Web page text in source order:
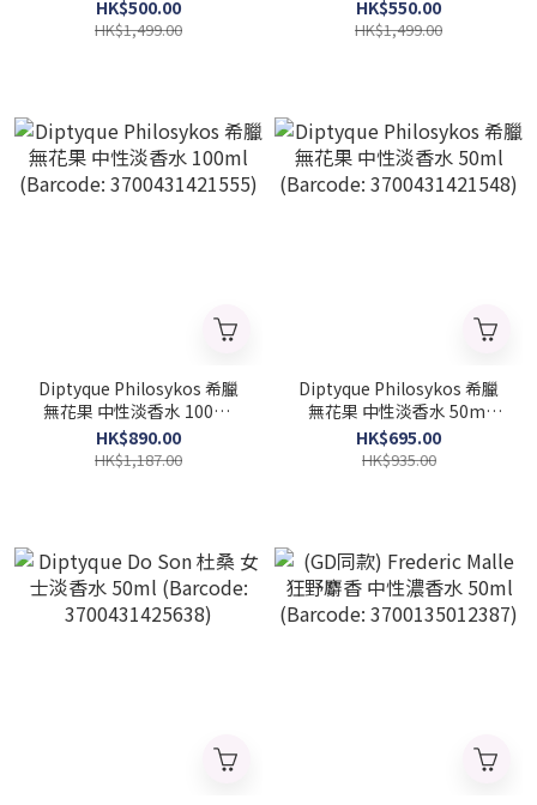
3760168592003)
HK$500.00
HK$1,499.00
3760168591662)
HK$550.00
HK$1,499.00
Diptyque Philosykos 希臘
無花果 中性淡香水 100ml
(Barcode: 3700431421555)
HK$890.00
HK$1,187.00
Diptyque Philosykos 希臘
無花果 中性淡香水 50ml
(Barcode: 3700431421548)
HK$695.00
HK$935.00